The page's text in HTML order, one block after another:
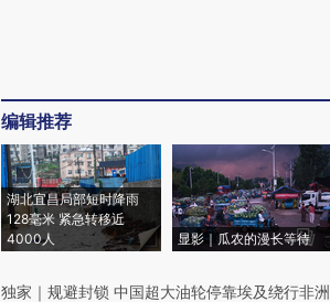
编辑推荐
湖北宜昌局部短时降雨
128毫米 紧急转移近
4000人
显影｜瓜农的漫长等待
独家 ｜ 规避封锁 中国超大油轮停靠埃及绕行非洲